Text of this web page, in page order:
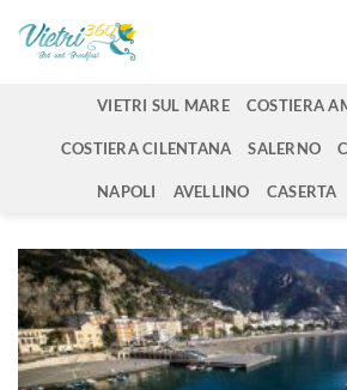
VIETRI SUL MARE COSTIERA
COSTIERA CILENTANA SALERNO
NAPOLI AVELLINO CASERTA